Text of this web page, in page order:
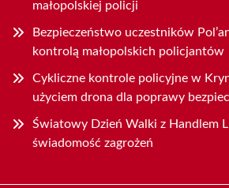
małopolskiej policji
Bezpieczeństwo uczestników
kontrolą małopolskich policjantów
Cykliczne kontrole policyjne w
użyciem drona dla poprawy
Światowy Dzień Walki z Handlem
świadomość zagrożeń